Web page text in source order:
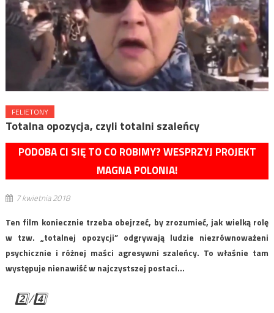
FELIETONY
Totalna opozycja, czyli totalni szaleńcy
PODOBA CI SIĘ TO CO ROBIMY? WESPRZYJ PROJEKT
MAGNA POLONIA!
7 kwietnia 2018
Ten film koniecznie trzeba obejrzeć, by zrozumieć, jak wielką rolę
w tzw. „totalnej opozycji” odgrywają ludzie niezrównoważeni
psychicznie i różnej maści agresywni szaleńcy. To właśnie tam
występuje nienawiść w najczystszej postaci…
2️⃣/4️⃣